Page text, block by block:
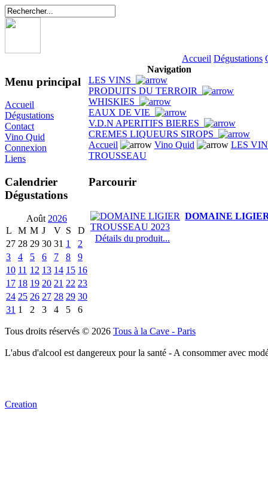
Accueil Dégustations
Menu principal
Accueil
Dégustations
Contact
Vino Quid
Connexion
Liens
Calendrier
Dégustations
Août 2026
L
M M J V S
D
27 28 29 30 31 1
2
3
4 5 6 7 8
9
10 11 12 13 14 15 16
17 18 19 20 21 22 23
24 25 26 27 28 29 30
31 1 2 3 4 5 6
Navigation
LES VINS
PRODUITS DU TERROIR
WHISKIES
EAUX DE VIE
V.D.N APERITIFS BIERES
CREMES LIQUEURS SIROPS
Accueil
Vino Quid
LES
TROUSSEAU
Parcourir
DOMAINE
Détails du produit...
Tous droits réservés © 2026 Tous à la Cave - Paris
L'abus d'alcool est dangereux pour la santé - A consommer avec
Creation